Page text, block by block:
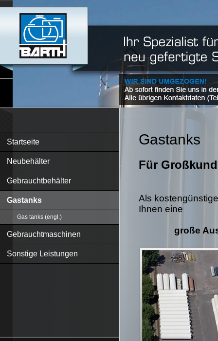
Startseite
Neubehälter
Gebrauchtbehälter
Gastanks
Gas tanks (engl.)
Gebrauchtmaschinen
Sonstige Leistungen
Gastanks
Für
Als
Ihnen eine
große